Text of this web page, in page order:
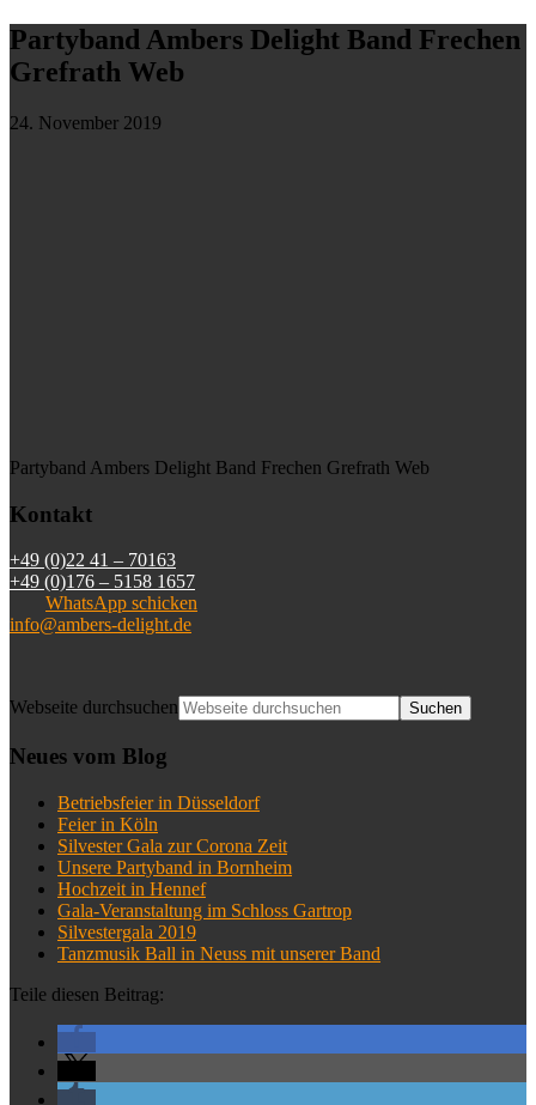
Partyband Ambers Delight Band Frechen
Grefrath Web
24. November 2019
Partyband Ambers Delight Band Frechen Grefrath Web
Kontakt
+49 (0)22 41 – 70163
+49 (0)176 – 5158 1657
WhatsApp schicken
info@ambers-delight.de
Webseite durchsuchen
Neues vom Blog
Betriebsfeier in Düsseldorf
Feier in Köln
Silvester Gala zur Corona Zeit
Unsere Partyband in Bornheim
Hochzeit in Hennef
Gala-Veranstaltung im Schloss Gartrop
Silvestergala 2019
Tanzmusik Ball in Neuss mit unserer Band
Teile diesen Beitrag: